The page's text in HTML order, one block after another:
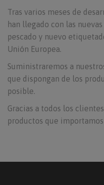
Tras varios meses de
han llegado con las
pescado y nuevo
Unión Europea.
Suministraremos a
que dispongan de los
posible.
Gracias a todos los
productos que